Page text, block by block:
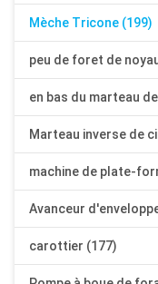
Mèche Tricone (199)
peu de foret de
en bas du marteau
Marteau inverse de
machine de plate-
Avanceur
carottier (177)